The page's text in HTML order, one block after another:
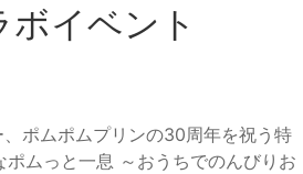
イベント
ポムポムプリンの30周年を祝う特
ムっと一息 ～おうちでのんびりお